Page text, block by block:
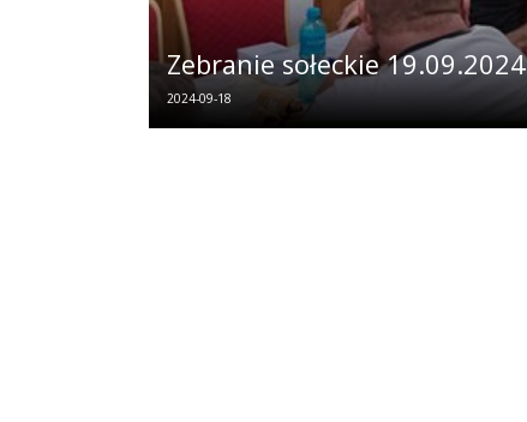
Zebranie sołeckie 19.09.2024
2024-09-18